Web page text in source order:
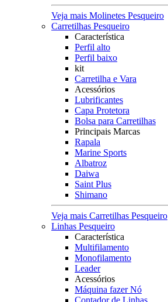
Veja mais Molinetes Pesqueiro
Carretilhas Pesqueiro
Característica
Perfil alto
Perfil baixo
kit
Carretilha e Vara
Acessórios
Lubrificantes
Capa Protetora
Bolsa para Carretilhas
Principais Marcas
Rapala
Marine Sports
Albatroz
Daiwa
Saint Plus
Shimano
Veja mais Carretilhas Pesqueiro
Linhas Pesqueiro
Característica
Multifilamento
Monofilamento
Leader
Acessórios
Máquina fazer Nó
Contador de Linhas